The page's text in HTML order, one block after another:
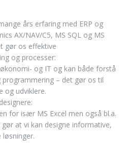
års erfaring med ERP og
AX/NAV/C5, MS SQL og MS
gør os effektive
og processer:
og IT og kan både forstå
– det gør os til
og udviklere.
for især MS Excel men også bl.a.
at vi kan designe informative,